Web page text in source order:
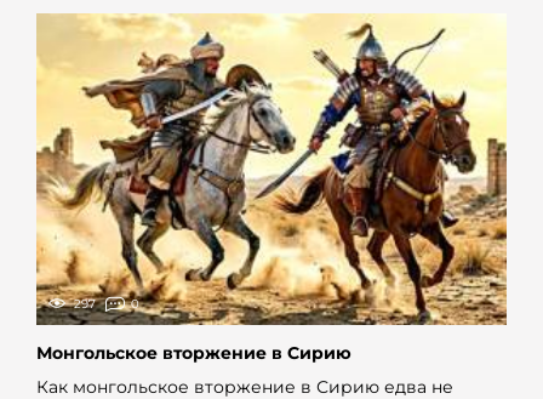
297 0
Монгольское вторжение в Сирию
Как монгольское вторжение в Сирию едва не